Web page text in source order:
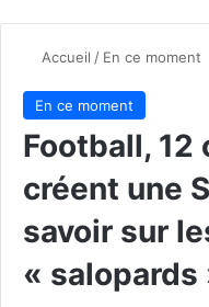
Accueil / En ce moment
En ce moment
Football, 12
créent une
savoir sur
« salopards